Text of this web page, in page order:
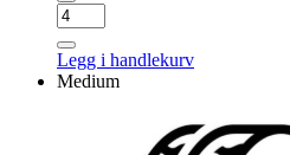
GOODRIDE
ZuperEco
Z-
107
Legg i handlekurv
Medium